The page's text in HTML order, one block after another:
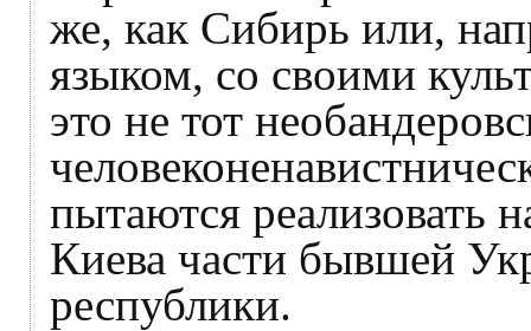
же, как Сибирь или,
языком, со своими
это не тот
пытаются реализовать
Киева части бывшей
республики.